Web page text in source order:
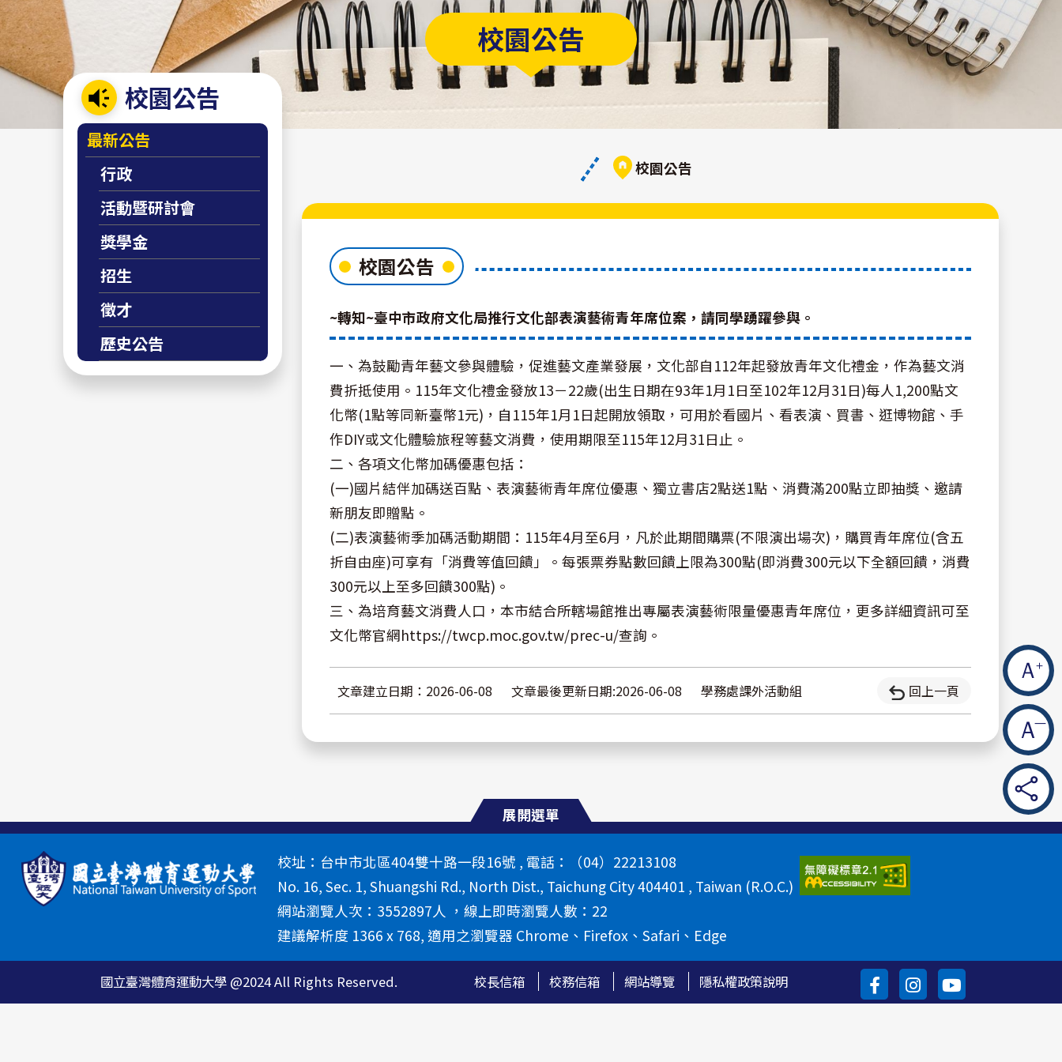
校園公告
校園公告
最新公告
行政
活動暨研討會
獎學金
招生
徵才
歷史公告
校園公告
校園公告
~轉知~臺中市政府文化局推行文化部表演藝術青年席位案，請同學踴躍參與。
一、為鼓勵青年藝文參與體驗，促進藝文產業發展，文化部自112年起發放青年文化禮金，作為藝文消
費折抵使用。115年文化禮金發放13－22歲(出生日期在93年1月1日至102年12月31日)每人1,200點文
化幣(1點等同新臺幣1元)，自115年1月1日起開放領取，可用於看國片、看表演、買書、逛博物館、手
作DIY或文化體驗旅程等藝文消費，使用期限至115年12月31日止。
二、各項文化幣加碼優惠包括：
(一)國片結伴加碼送百點、表演藝術青年席位優惠、獨立書店2點送1點、消費滿200點立即抽獎、邀請
新朋友即贈點。
(二)表演藝術季加碼活動期間：115年4月至6月，凡於此期間購票(不限演出場次)，購買青年席位(含五
折自由座)可享有「消費等值回饋」。每張票券點數回饋上限為300點(即消費300元以下全額回饋，消費
300元以上至多回饋300點)。
三、為培育藝文消費人口，本市結合所轄場館推出專屬表演藝術限量優惠青年席位，更多詳細資訊可至
文化幣官網https://twcp.moc.gov.tw/prec-u/查詢。
文章建立日期：2026-06-08 文章最後更新日期:2026-06-08 學務處課外活動組 回上一頁
展開選單
校址：台中市北區404雙十路一段16號 , 電話：（04）22213108
No. 16, Sec. 1, Shuangshi Rd., North Dist., Taichung City 404401 , Taiwan (R.O.C.)
網站瀏覽人次：3552897人 ，線上即時瀏覽人數：22
建議解析度 1366 x 768, 適用之瀏覽器 Chrome、Firefox、Safari、Edge
國立臺灣體育運動大學 @2024 All Rights Reserved. 校長信箱 校務信箱 網站導覽 隱私權政策說明
體